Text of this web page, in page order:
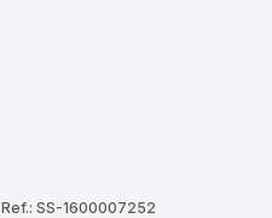
Ref.: SS-1600007252